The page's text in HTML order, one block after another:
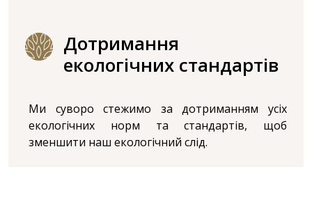
Дотримання
екологічних стандартів
Ми суворо стежимо за дотриманням усіх
екологічних норм та стандартів, щоб
зменшити наш екологічний слід.